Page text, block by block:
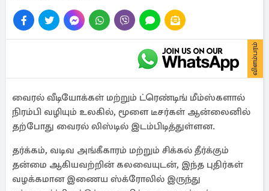
விளம்பரம்
வைரல் வீடியோக்கள் மற்றும் ட்ரெண்டிங் மீம்ஸ்களால்
நிரம்பி வழியும் உலகில், மூளை டீசர்கள் ஆன்லைனில்
தற்போது வைரல் லிஸ்டில் இடம்பிடித்துள்ளன.
தர்க்கம், வடிவ அங்கீகாரம் மற்றும் சிக்கல் தீர்க்கும்
தன்மை ஆகியவற்றின் கலவையுடன், இந்த புதிர்கள்
வழக்கமான இணைய ஸ்க்ரோலில் இருந்து